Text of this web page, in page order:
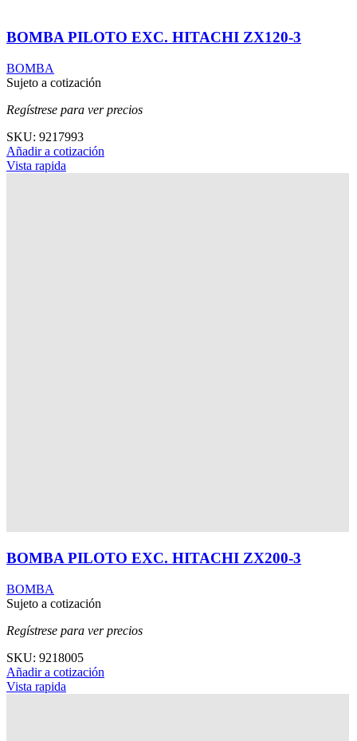
BOMBA PILOTO EXC. HITACHI ZX120-3
BOMBA
Sujeto a cotización
Regístrese para ver precios
SKU: 9217993
Añadir a cotización
Vista rapida
Vista rapida